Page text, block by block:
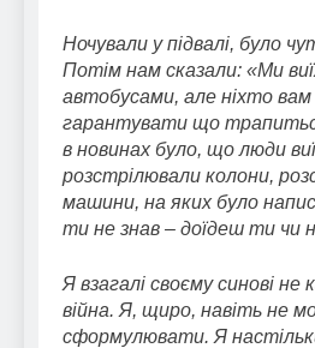
Ночували у підвалі, було
Потім нам сказали: «Ми
автобусами, але ніхто
гарантувати що
в новинах було, що люди
розстрілювали колони,
машини, на яких було
ти не знав – доїдеш ти чи
Я взагалі своєму синові
війна. Я, щиро, навіть не
сформулювати. Я